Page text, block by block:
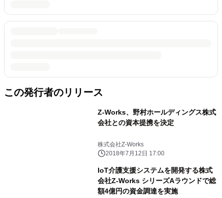
この発行者のリリース
Z-Works、野村ホールディングス株式
会社との資本提携を決定
株式会社Z-Works
2018年7月12日 17:00
IoT介護支援システムを開発する株式
会社Z-Works シリーズAラウンドで総
額4億円の資金調達を実施